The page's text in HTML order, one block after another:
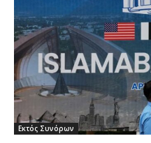
Εκτός Συνόρων